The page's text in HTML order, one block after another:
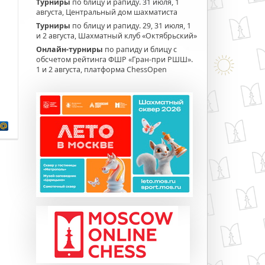
Турниры по блицу и рапиду. 31 июля, 1
августа, Центральный дом шахматиста
Турниры по блицу и рапиду. 29, 31 июля, 1
и 2 августа, Шахматный клуб «Октябрьский»
Онлайн-турниры по рапиду и блицу с
обсчетом рейтинга ФШР «Гран-при РШШ».
1 и 2 августа, платформа ChessOpen